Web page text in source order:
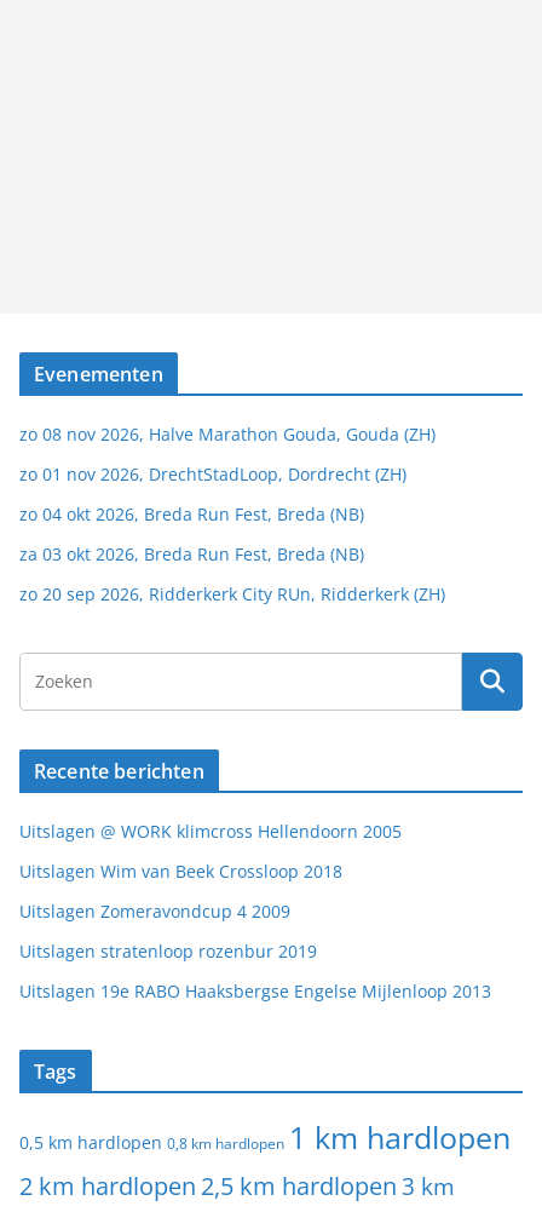
Evenementen
zo 08 nov 2026, Halve Marathon Gouda, Gouda (ZH)
zo 01 nov 2026, DrechtStadLoop, Dordrecht (ZH)
zo 04 okt 2026, Breda Run Fest, Breda (NB)
za 03 okt 2026, Breda Run Fest, Breda (NB)
zo 20 sep 2026, Ridderkerk City RUn, Ridderkerk (ZH)
Recente berichten
Uitslagen @ WORK klimcross Hellendoorn 2005
Uitslagen Wim van Beek Crossloop 2018
Uitslagen Zomeravondcup 4 2009
Uitslagen stratenloop rozenbur 2019
Uitslagen 19e RABO Haaksbergse Engelse Mijlenloop 2013
Tags
0,5 km hardlopen 0,8 km hardlopen 1 km hardlopen
2 km hardlopen 2,5 km hardlopen 3 km